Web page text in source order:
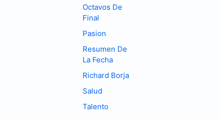
Octavos De
Final
Pasion
Resumen De
La Fecha
Richard Borja
Salud
Talento